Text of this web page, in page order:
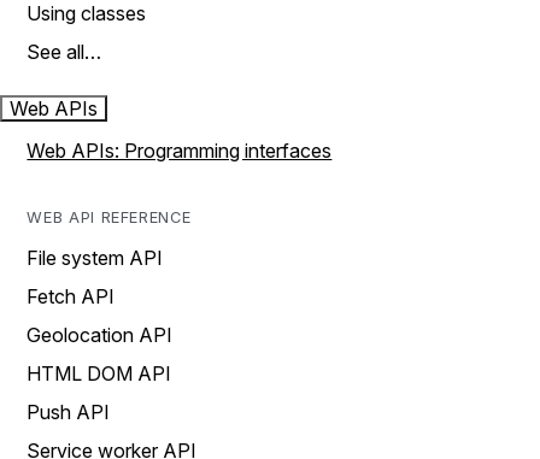
Using classes
See all…
Web APIs
Web APIs: Programming interfaces
WEB API REFERENCE
File system API
Fetch API
Geolocation API
HTML DOM API
Push API
Service worker API